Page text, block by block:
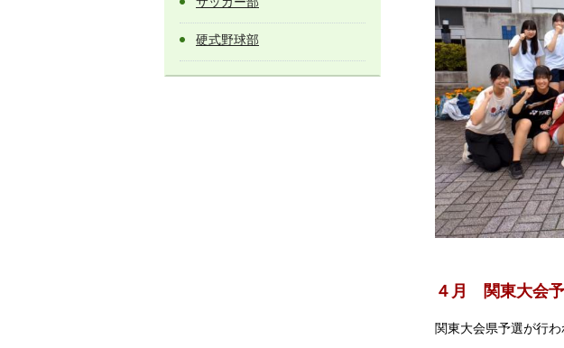
硬式野球部
４月 関東大会
関東大会県予選が行